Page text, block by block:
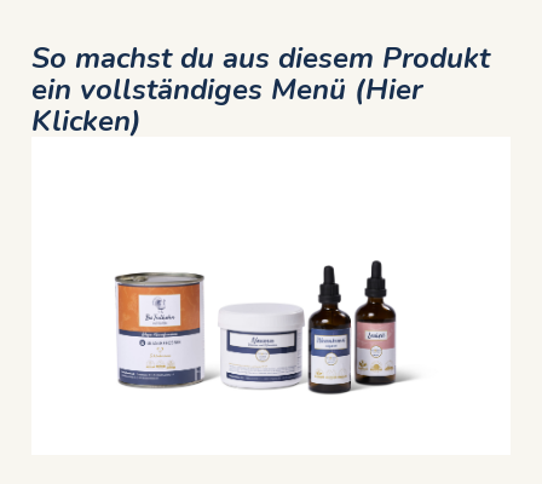
So machst du aus diesem Produkt
ein vollständiges Menü (Hier
Klicken)